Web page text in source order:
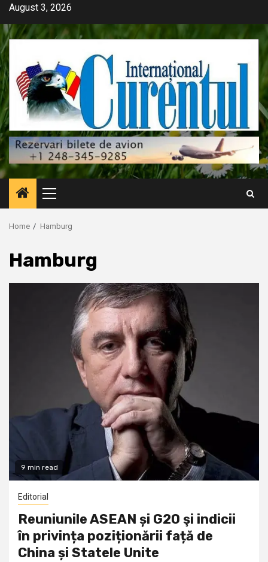
Skip
content
August 3, 2026
Primary
Menu
Home Hamburg
Hamburg
9 min read
Editorial
Reuniunile ASEAN și G20 şi indicii
în privința poziționării față de
China și Statele Unite